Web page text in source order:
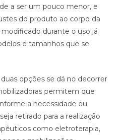
a ser um pouco menor, e
do produto ao corpo da
durante o uso já
e tamanhos que se
opções se dá no decorrer
permitem que
a necessidade ou
retirado para a realização
como eletroterapia,